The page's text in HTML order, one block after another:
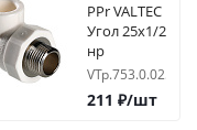
PPr VALTEC
Угол 25х1/2
нр
VTp.753.0.02504
211 ₽/шт